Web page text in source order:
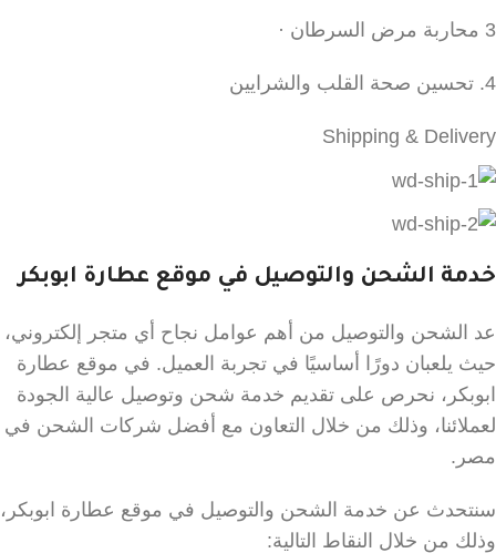
3 محاربة مرض السرطان ·
4. تحسين صحة القلب والشرايين
Shipping & Delivery
خدمة الشحن والتوصيل في موقع عطارة ابوبكر
عد الشحن والتوصيل من أهم عوامل نجاح أي متجر إلكتروني،
حيث يلعبان دورًا أساسيًا في تجربة العميل. في موقع عطارة
ابوبكر، نحرص على تقديم خدمة شحن وتوصيل عالية الجودة
لعملائنا، وذلك من خلال التعاون مع أفضل شركات الشحن في
مصر.
سنتحدث عن خدمة الشحن والتوصيل في موقع عطارة ابوبكر،
وذلك من خلال النقاط التالية: